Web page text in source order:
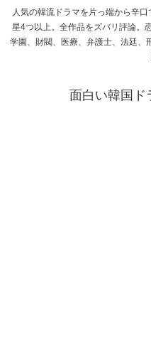
人気の韓流ドラマを片っ端から辛
星4つ以上。全作品をズバリ評論。
学園、財閥、医療、弁護士、法廷、
面白い韓国ド